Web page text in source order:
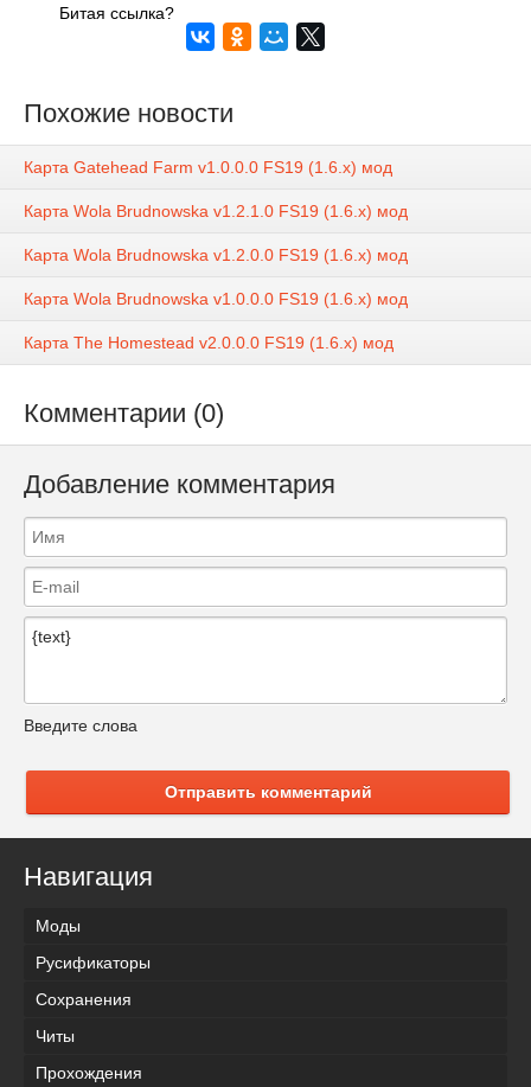
Битая ссылка?
Похожие новости
Карта Gatehead Farm v1.0.0.0 FS19 (1.6.x) мод
Карта Wola Brudnowska v1.2.1.0 FS19 (1.6.x) мод
Карта Wola Brudnowska v1.2.0.0 FS19 (1.6.x) мод
Карта Wola Brudnowska v1.0.0.0 FS19 (1.6.x) мод
Карта The Homestead v2.0.0.0 FS19 (1.6.x) мод
Комментарии (0)
Добавление комментария
Введите слова
Отправить комментарий
Навигация
Моды
Русификаторы
Сохранения
Читы
Прохождения